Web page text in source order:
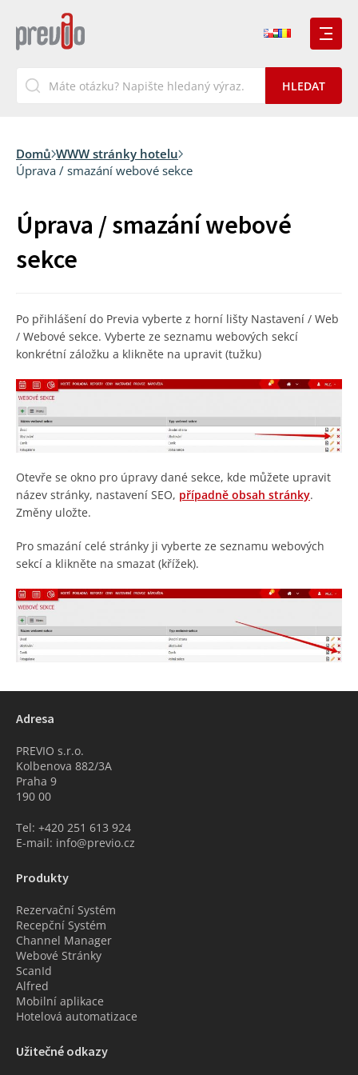
Domů WWW stránky hotelu
Úprava / smazání webové sekce
Úprava / smazání webové
sekce
Po přihlášení do Previa vyberte z horní lišty Nastavení / Web
/ Webové sekce. Vyberte ze seznamu webových sekcí
konkrétní záložku a klikněte na upravit (tužku)
Otevře se okno pro úpravy dané sekce, kde můžete upravit
název stránky, nastavení SEO, případně obsah stránky.
Změny uložte.
Pro smazání celé stránky ji vyberte ze seznamu webových
sekcí a klikněte na smazat (křížek).
Adresa
PREVIO s.r.o.
Kolbenova 882/3A
Praha 9
190 00
Tel: +420 251 613 924
E-mail: info@previo.cz
Produkty
Rezervační Systém
Recepční Systém
Channel Manager
Webové Stránky
ScanId
Alfred
Mobilní aplikace
Hotelová automatizace
Užitečné odkazy